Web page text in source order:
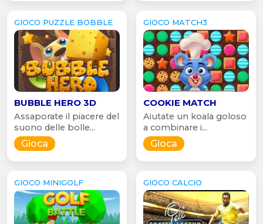
GIOCO PUZZLE BOBBLE
BUBBLE HERO 3D
Assaporate il piacere del
suono delle bolle...
Gioca
GIOCO MATCH3
COOKIE MATCH
Aiutate un koala goloso
a combinare i...
Gioca
GIOCO MINIGOLF GIOCO CALCIO